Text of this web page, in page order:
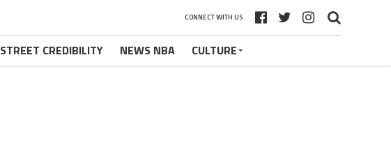
CONNECT WITH US
STREET CREDIBILITY NEWS NBA CULTURE